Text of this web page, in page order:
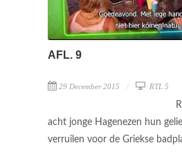
AFL. 9
29 December 2015 RTL 5
acht jonge Hagenezen hun
verruilen voor de Griekse